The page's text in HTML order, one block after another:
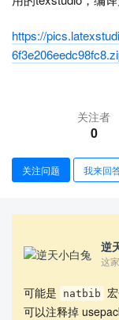
https://
关注者
0
关注问题 我来回
逆
这
可能是 natbib
可以注释掉